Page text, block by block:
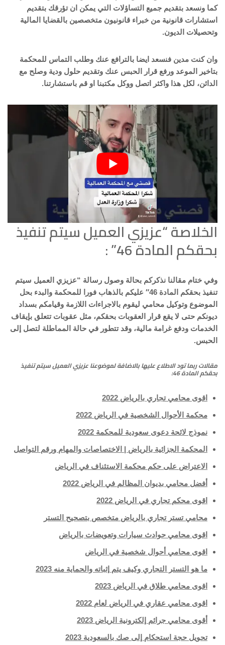
كما ونسعد بتقديم جميع التساؤلات التي يمكن ان تؤرقك بتقديم
استشارات قانونية من خبراء قانونيون متخصصين بالقضايا المالية
وتحصيلات الديون.
وان كنت مدين فنسعد ايضا بالترافع عنك وطلب التماس للمحكمة
بتاخير الموعد ورفع قرار الحبس عنك وتقديم حلول ودية وصلح مع
الدائن، لكل هذا واكثر اتصل ووكل مكتبنا او قم باستشارتنا.
الخلاصة “عزيزي العميل سيتم تنفيذ
بحقكم المادة 46” :
وفي ختام مقالنا نذكركم بحالة وصول رسالة “عزيزي العميل سيتم
تنفيذ بحقكم المادة 46″ عليكم بالذهاب فورا للمحكمة والبدء بحل
الموضوع وتوكيل محامي ليقوم بالاجراءات اللازمة وقيامكم بسداد
ديونكم حتى لا يقع قرار العقوبات بحقكم، مثل عقوبات تتعلق بإيقاف
الخدمات ودفع غرامة مالية، وقد تتطور في حالة المماطلة لتصل إلى
الحبس.
مقالات ربما تود الاطلاع عليها بالاضافة لموضوعناعزيزي العميل سيتم تنفيذ
بحقكم المادة 46 :
اقوى محامي تجاري بالرياض 2022
محكمة الأحوال الشخصية في الرياض 2022
نموذج لائحة دعوى سعودية للمحكمة 2022
المحكمة الجزائية بالرياض | الاختصاصات والمهام ورقم التواصل
الاعتراض على حكم محكمة الاستئناف في الرياض
أفضل محامي بديوان المظالم في الرياض 2022
اقوى محكم تجاري في الرياض 2022
محامي تستر تجاري بالرياض متخصص بتصحيح التستر
اقوى محامي حوادث سيارات وتعويضات بالرياض
اقوى محامي أحوال شخصية في الرياض
ما هو التستر التجاري وكيف يتم إثباته والحماية منه 2023
اقوى محامي طلاق في الرياض 2023
اقوى محامي عقاري في الرياض لعام 2022
أقوى محامي جرائم إلكترونية الرياض 2023
تحويل حجة استحكام إلى صك بالسعودية 2023